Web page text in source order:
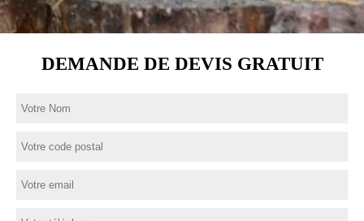
DEMANDE DE DEVIS GRATUIT